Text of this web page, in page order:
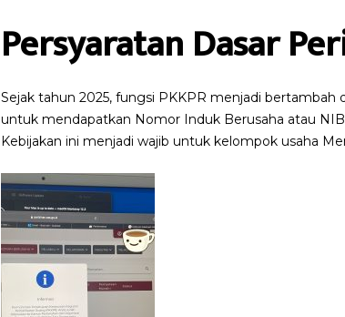
Persyaratan Dasar
Sejak tahun 2025, fungsi PKKPR menjadi
untuk mendapatkan Nomor Induk Berusaha atau
Kebijakan ini menjadi wajib untuk kelompok usaha